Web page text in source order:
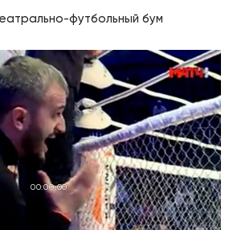
футбольный бум
00:00:00